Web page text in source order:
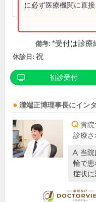
14:00～17:00 ●
に必ず医療機関に直接
備考: *受付は診療
休診日: 祝
初診受付
瀧端正博理事長にイン
貴院
診療さ
当
輪で
症状